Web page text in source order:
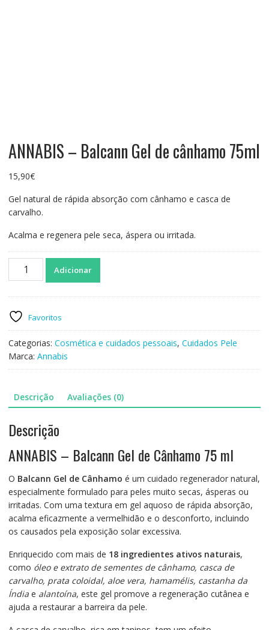
ANNABIS – Balcann Gel de cânhamo 75ml
15,90€
Gel natural de rápida absorção com cânhamo e casca de
carvalho.
Acalma e regenera pele seca, áspera ou irritada.
Quantidade
Balcann
Gel
de
cânhamo
75ml
Adicionar
Favoritos
Categorias: Cosmética e cuidados pessoais, Cuidados Pele
Marca: Annabis
Descrição Avaliações (0)
Descrição
ANNABIS – Balcann Gel de Cânhamo 75 ml
O Balcann Gel de Cânhamo é um cuidado regenerador natural,
especialmente formulado para peles muito secas, ásperas ou
irritadas. Com uma textura em gel aquoso de rápida absorção,
acalma eficazmente a vermelhidão e o desconforto, incluindo
os causados pela exposição solar excessiva.
Enriquecido com mais de 18 ingredientes ativos naturais,
como óleo e extrato de sementes de cânhamo, casca de
carvalho, prata coloidal, aloe vera, hamamélis, castanha da
Índiae alantoína, este gel promove a regeneração cutânea e
ajuda a restaurar a barreira da pele.